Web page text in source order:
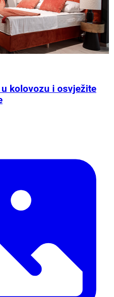
kolovozu i osvježite